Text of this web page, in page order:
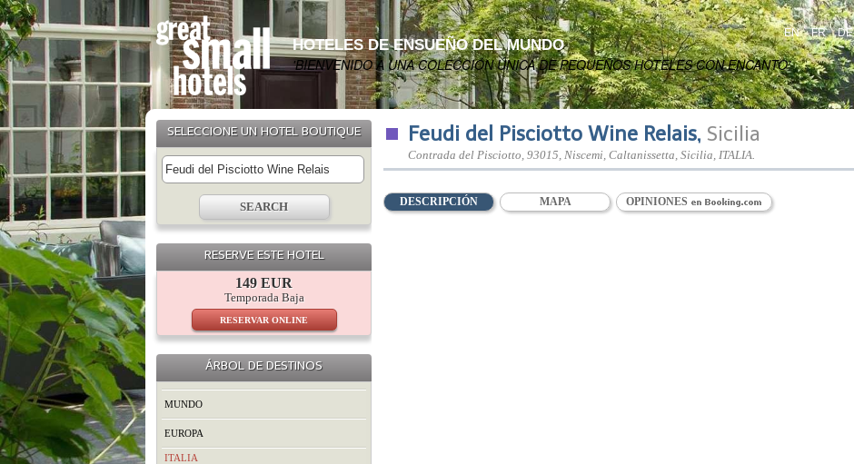
EN FR DE
HOTELES DE ENSUEÑO DEL MUNDO
'BIENVENIDO A UNA COLECCIÓN ÚNICA DE PEQUEÑOS HOTELES CON ENCANTO’
SELECCIONE UN HOTEL BOUTIQUE
RESERVE ESTE HOTEL
149 EUR
Temporada Baja
RESERVAR ONLINE
ÁRBOL DE DESTINOS
MUNDO
EUROPA
ITALIA
Feudi del Pisciotto Wine Relais, Sicilia
Contrada del Pisciotto, 93015, Niscemi, Caltanissetta, Sicilia, ITALIA.
DESCRIPCIÓN MAPA OPINIONES